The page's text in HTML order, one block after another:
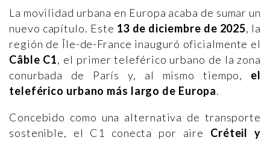
La movilidad urbana en Europa acaba de sumar un
nuevo capítulo. Este 13 de diciembre de 2025, la
región de Île-de-France inauguró oficialmente el
Câble C1, el primer teleférico urbano de la zona
conurbada de París y, al mismo tiempo, el
teleférico urbano más largo de Europa.
Concebido como una alternativa de transporte
sostenible, el C1 conecta por aire Créteil y